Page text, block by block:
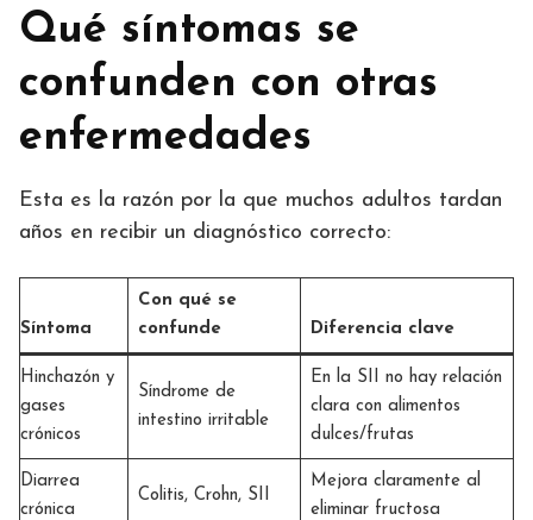
Qué síntomas se
confunden con otras
enfermedades
Esta es la razón por la que muchos adultos tardan
años en recibir un diagnóstico correcto:
Síntoma
Con qué se
confunde
Diferencia clave
Hinchazón y
gases
crónicos
Síndrome de
intestino irritable
En la SII no hay relación
clara con alimentos
dulces/frutas
Diarrea
crónica
Colitis, Crohn, SII
Mejora claramente al
eliminar fructosa